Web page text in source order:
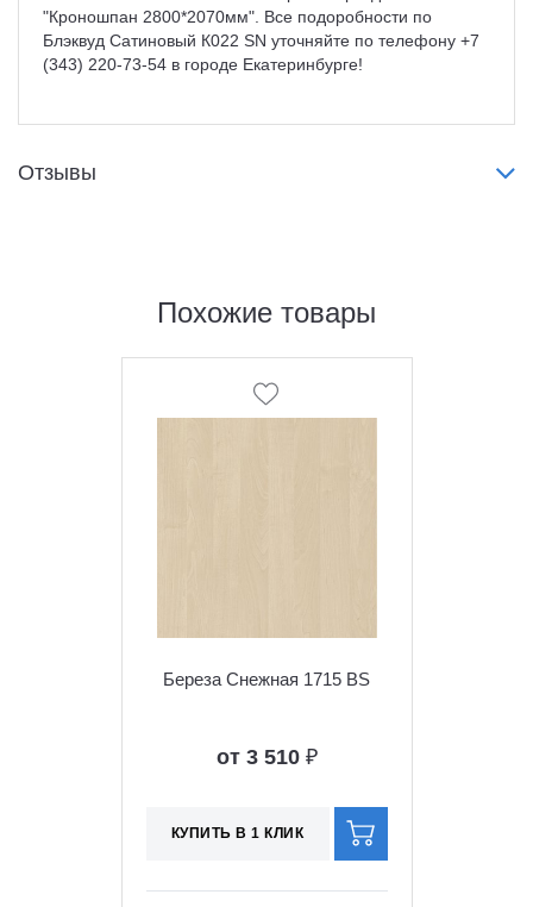
"Кроношпан 2800*2070мм". Все подоробности по
Блэквуд Сатиновый К022 SN уточняйте по телефону +7
(343) 220-73-54 в городе Екатеринбурге!
Отзывы
Похожие товары
Береза Снежная 1715 BS
от 3 510 ₽
КУПИТЬ В 1 КЛИК